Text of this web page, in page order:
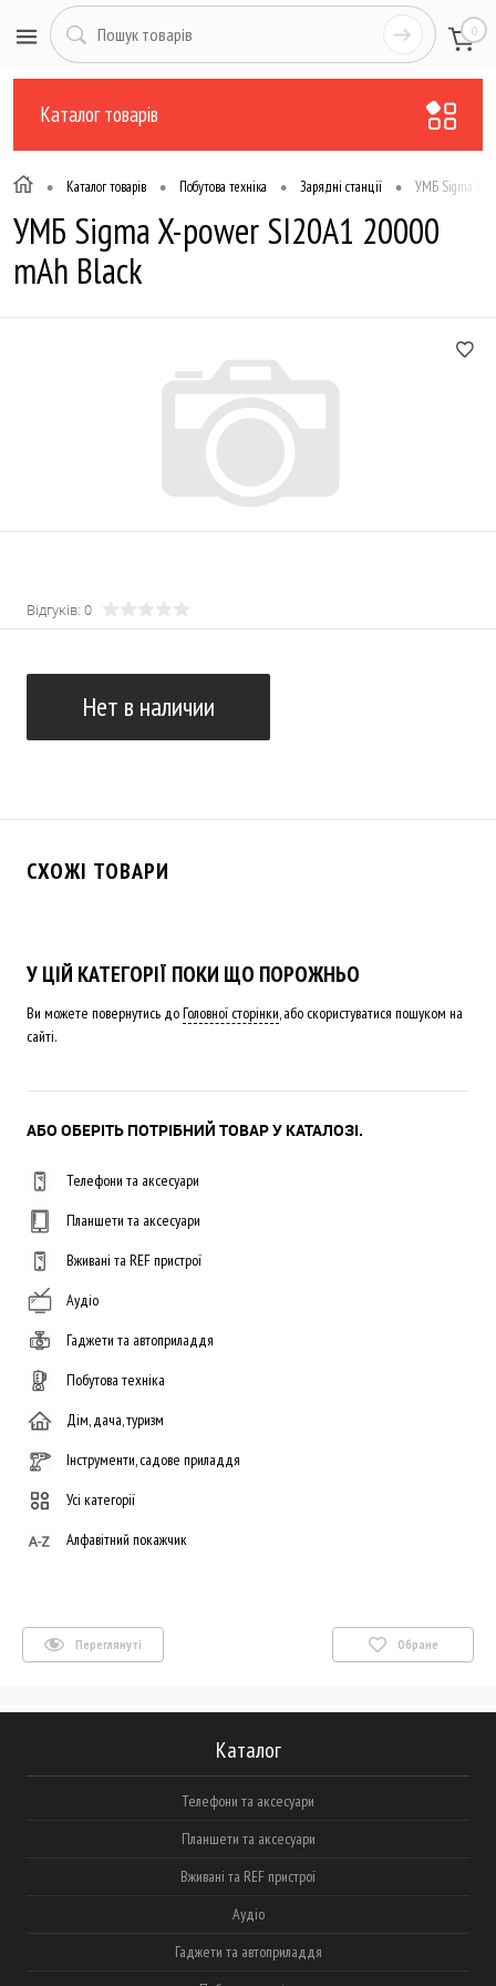
0
Каталог товарів
• Каталог товарів • Побутова техніка • Зарядні станції • УМБ Sigma X-
УМБ Sigma X-power SI20A1 20000
mAh Black
Відгуків: 0
Нет в наличии
СХОЖІ ТОВАРИ
У ЦІЙ КАТЕГОРІЇ ПОКИ ЩО ПОРОЖНЬО
Ви можете повернутись доГоловної сторінки, або скористуватися пошуком на
сайті.
АБО ОБЕРІТЬ ПОТРІБНИЙ ТОВАР У КАТАЛОЗІ.
Телефони та аксесуари
Планшети та аксесуари
Вживані та REF пристрої
Аудіо
Гаджети та автоприладдя
Побутова техніка
Дім, дача, туризм
Інструменти, садове приладдя
Усі категорії
Алфавітний покажчик
Переглянуті Обране
Каталог
Телефони та аксесуари
Планшети та аксесуари
Вживані та REF пристрої
Аудіо
Гаджети та автоприладдя